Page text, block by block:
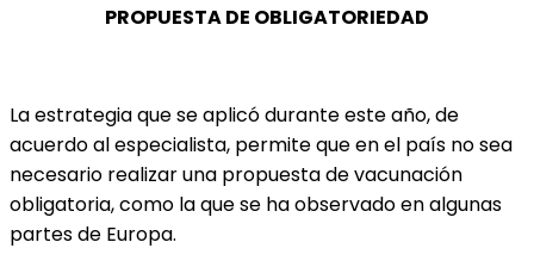
PROPUESTA DE OBLIGATORIEDAD
La estrategia que se aplicó durante este año, de
acuerdo al especialista, permite que en el país no sea
necesario realizar una propuesta de vacunación
obligatoria, como la que se ha observado en algunas
partes de Europa.